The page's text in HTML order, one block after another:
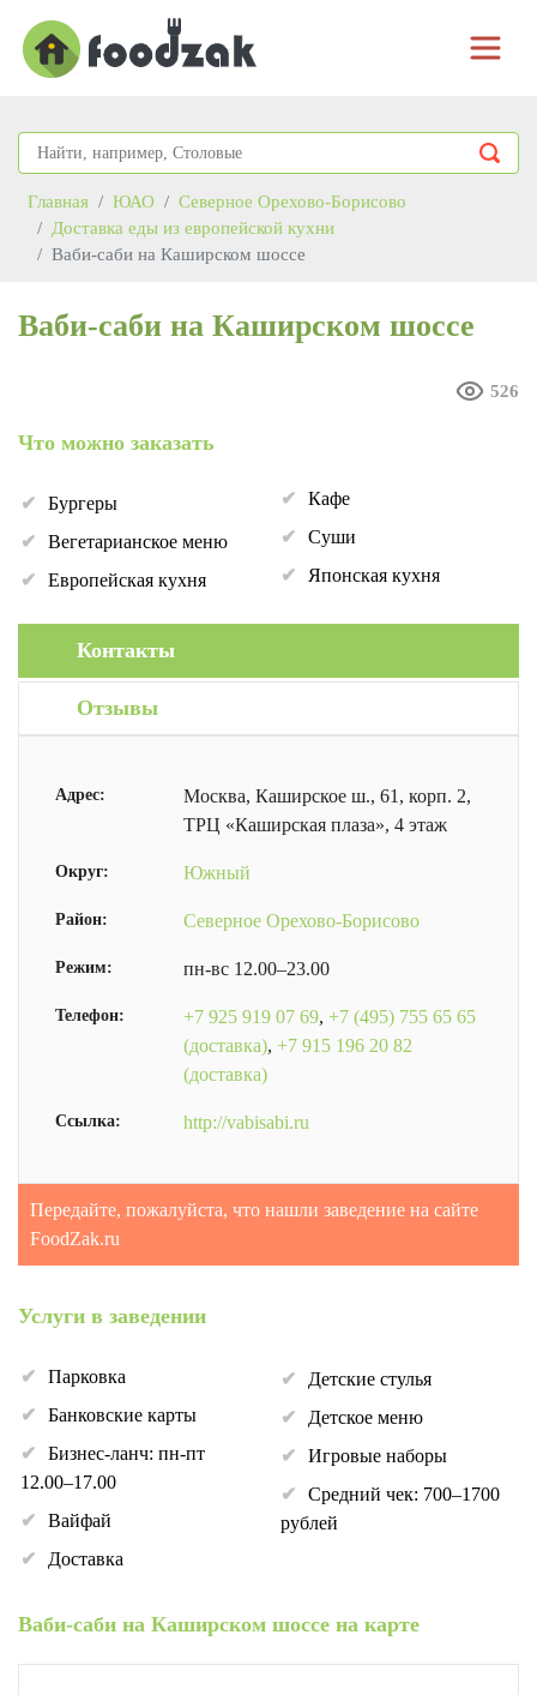
Главная ЮАО
Северное Орехово-Борисово
Доставка еды из европейской кухни
Ваби-саби на Каширском шоссе
Ваби-саби на Каширском шоссе
526
Что можно заказать
Бургеры
Вегетарианское меню
Европейская кухня
Кафе
Суши
Японская кухня
Контакты
Отзывы
Адрес:
Москва, Каширское ш., 61, корп. 2,
ТРЦ «Каширская плаза», 4 этаж
Округ: Южный
Район: Северное Орехово-Борисово
Режим: пн-вс 12.00–23.00
Телефон: +7 925 919 07 69, +7 (495) 755 65 65
(доставка), +7 915 196 20 82
(доставка)
Ссылка: http://vabisabi.ru
Передайте, пожалуйста, что нашли заведение на сайте
FoodZak.ru
Услуги в заведении
Парковка
Банковские карты
Бизнес-ланч: пн-пт
12.00–17.00
Вайфай
Доставка
Детские стулья
Детское меню
Игровые наборы
Средний чек: 700–1700
рублей
Ваби-саби на Каширском шоссе на карте